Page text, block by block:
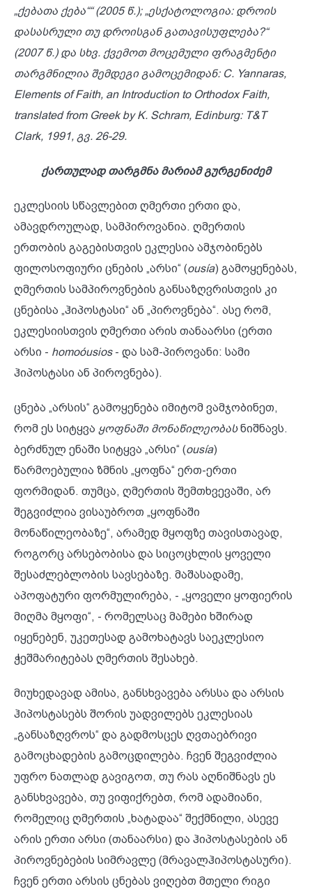
„ქებათა ქება““ (2005წ.); „ესქატოლოგია: დროის
დასასრული თუ დროისგან გათავისუფლება?“
(2007წ.) და სხვ. ქვემოთ მოცემული ფრაგმენტი
თარგმნილია შემდეგი გამოცემიდან: C. Yannaras,
Elements of Faith, an Introduction to Orthodox Faith,
translated from Greek by K. Schram, Edinburg: T&T
Clark, 1991, გვ. 26-29.
ქართულად თარგმნა მარიამ გურგენიძემ
ეკლესიის სწავლებით ღმერთი ერთი და,
ამავდროულად, სამპიროვანია. ღმერთის
ერთობის გაგებისთვის ეკლესია ამჯობინებს
ფილოსოფიური ცნების „არსი“ (ousía) გამოყენებას,
ღმერთის სამპიროვნების განსაზღვრისთვის კი
ცნებისა „ჰიპოსტასი“ ან „პიროვნება“. ასე რომ,
ეკლესიისთვის ღმერთი არის თანაარსი (ერთი
არსი - homoóusios- და სამ-პიროვანი: სამი
ჰიპოსტასი ან პიროვნება).
ცნება „არსის“ გამოყენება იმიტომ ვამჯობინეთ,
რომ ეს სიტყვა ყოფნაში მონაწილეობასნიშნავს.
ბერძნულ ენაში სიტყვა „არსი“ (ousía)
წარმოებულია ზმნის „ყოფნა“ ერთ-ერთი
ფორმიდან. თუმცა, ღმერთის შემთხვევაში, არ
შეგვიძლია ვისაუბროთ „ყოფნაში
მონაწილეობაზე“, არამედ მყოფზე თავისთავად,
როგორც არსებობისა და სიცოცხლის ყოველი
შესაძლებლობის სავსებაზე. მაშასადამე,
აპოფატური ფორმულირება, - „ყოველი ყოფიერის
მიღმა მყოფი“, - რომელსაც მამები ხშირად
იყენებენ, უკეთესად გამოხატავს საეკლესიო
ჭეშმარიტებას ღმერთის შესახებ.
მიუხედავად ამისა, განსხვავება არსსა და არსის
ჰიპოსტასებს შორის უადვილებს ეკლესიას
„განსაზღვროს“ და გადმოსცეს ღვთაებრივი
გამოცხადების გამოცდილება. ჩვენ შეგვიძლია
უფრო ნათლად გავიგოთ, თუ რას აღნიშნავს ეს
განსხვავება, თუ ვიფიქრებთ, რომ ადამიანი,
რომელიც ღმერთის „ხატადაა“ შექმნილი, ასევე
არის ერთი არსი (თანაარსი) და ჰიპოსტასების ან
პიროვნებების სიმრავლე (მრავალჰიპოსტასური).
ჩვენ ერთი არსის ცნებას ვიღებთ მთელი რიგი